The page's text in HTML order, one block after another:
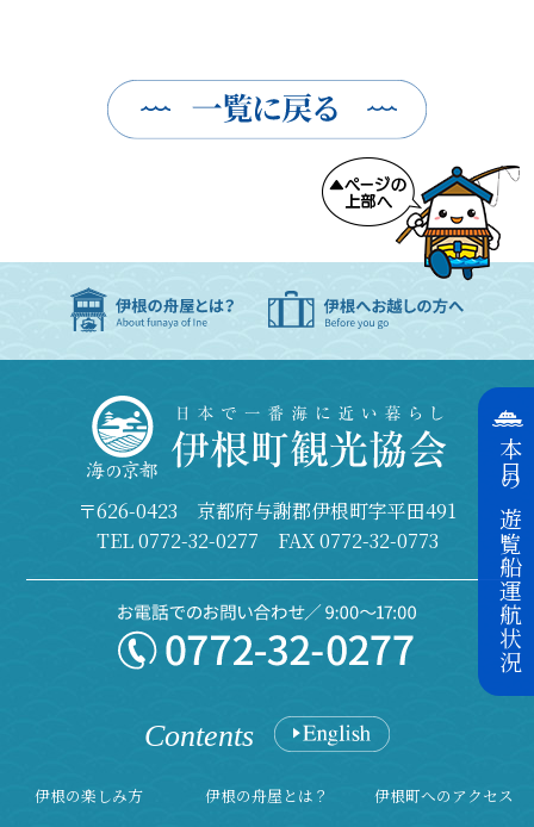
本日の遊覧船運航状況
〒626-0423 京都府与謝郡伊根町字平田491
TEL0772-32-0277 FAX 0772-32-0773
Contents
伊根の楽しみ方 伊根の舟屋とは？ 伊根町へのアクセス